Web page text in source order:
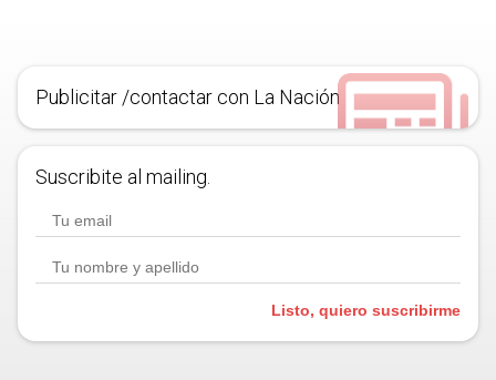
Publicitar /contactar con La Nación
Suscribite al mailing.
Listo, quiero suscribirme